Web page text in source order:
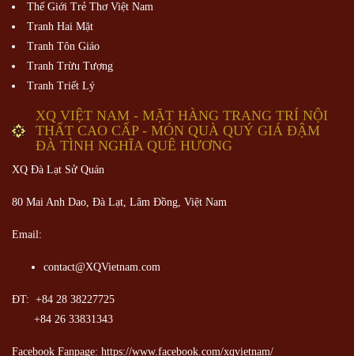
Thế Giới Trẻ Thơ Việt Nam
Tranh Hai Mặt
Tranh Tôn Giáo
Tranh Trừu Tượng
Tranh Triết Lý
XQ VIỆT NAM - MẶT HÀNG TRANG TRÍ NỘI
THẤT CAO CẤP - MÓN QUÀ QUÝ GIÁ ĐẬM
ĐÀ TÌNH NGHĨA QUÊ HƯƠNG
XQ Đà Lạt Sử Quán
80 Mai Anh Dao, Đà Lạt, Lâm Đồng, Việt Nam
Email:
contact@XQVietnam.com
ĐT: +84 28 38227725
+84 26 33831343
Facebook Fanpage: https://www.facebook.com/xqvietnam/